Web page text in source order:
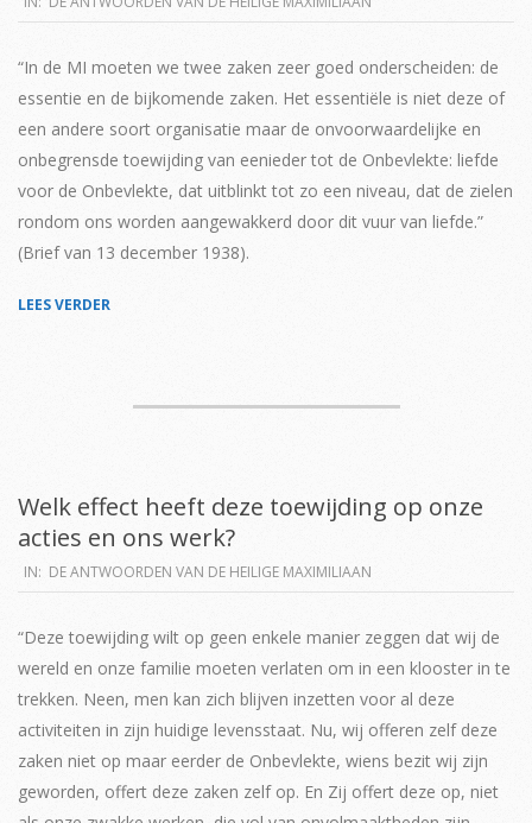
04-
02
“In de MI moeten we twee zaken zeer goed onderscheiden: de
essentie en de bijkomende zaken. Het essentiële is niet deze of
een andere soort organisatie maar de onvoorwaardelijke en
onbegrensde toewijding van eenieder tot de Onbevlekte: liefde
voor de Onbevlekte, dat uitblinkt tot zo een niveau, dat de zielen
rondom ons worden aangewakkerd door dit vuur van liefde.”
(Brief van 13 december 1938).
LEES VERDER
Welk effect heeft deze toewijding op onze
acties en ons werk?
2019-
04-
02
IN: DE ANTWOORDEN VAN DE HEILIGE MAXIMILIAAN
“Deze toewijding wilt op geen enkele manier zeggen dat wij de
wereld en onze familie moeten verlaten om in een klooster in te
trekken. Neen, men kan zich blijven inzetten voor al deze
activiteiten in zijn huidige levensstaat. Nu, wij offeren zelf deze
zaken niet op maar eerder de Onbevlekte, wiens bezit wij zijn
geworden, offert deze zaken zelf op. En Zij offert deze op, niet